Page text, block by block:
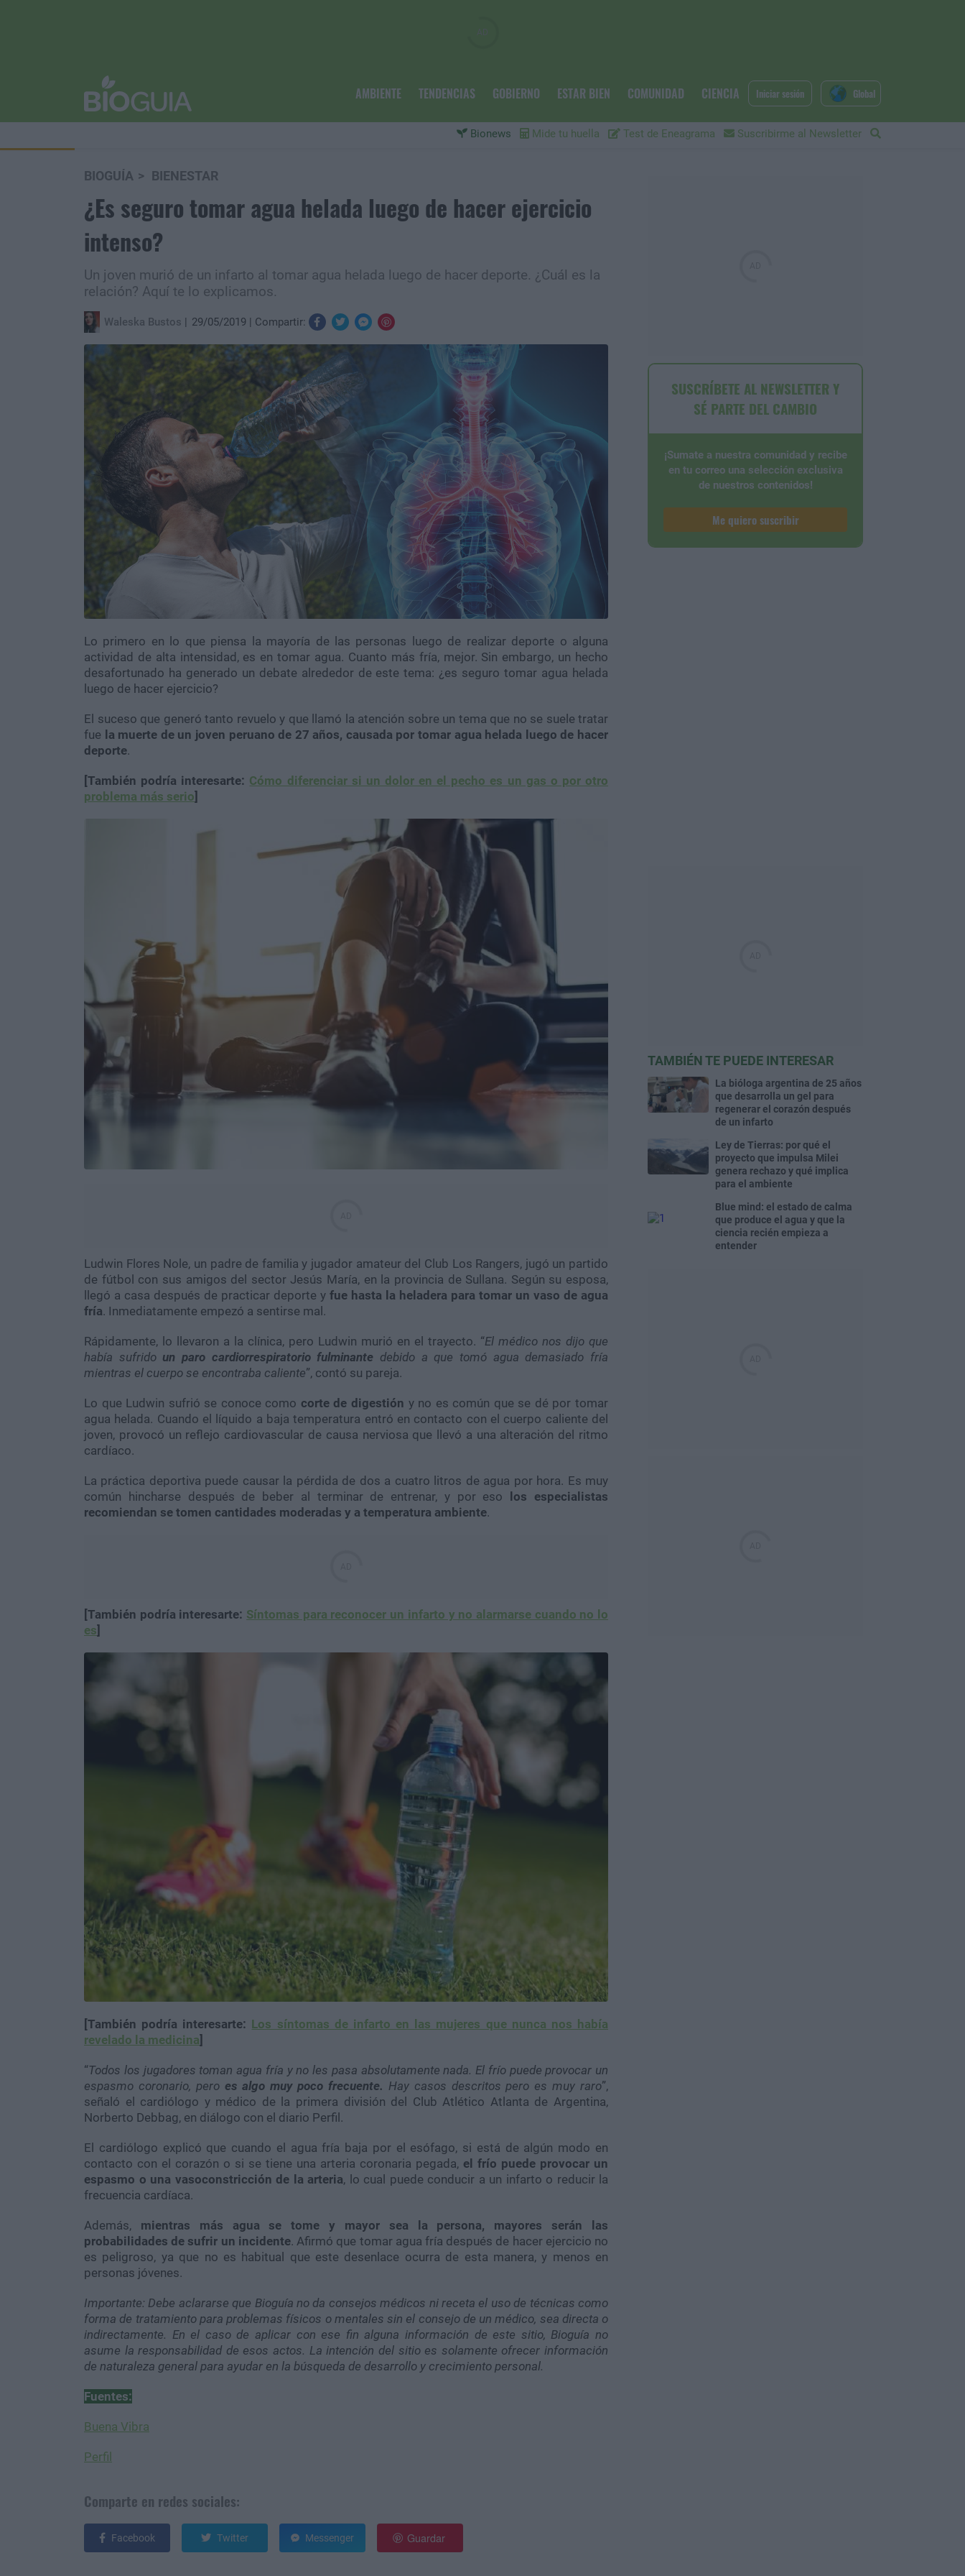
AMBIENTE TENDENCIAS GOBIERNO ESTAR BIEN COMUNIDAD CIENCIA
Bionews Mide tu huella Test de Eneagrama Suscribirme al Newsletter
Iniciar sesión Global
BIOGUÍA BIENESTAR
¿Es seguro tomar agua helada luego de hacer ejercicio
intenso?
Un joven murió de un infarto al tomar agua helada luego de hacer deporte. ¿Cuál es la
relación? Aquí te lo explicamos.
Waleska Bustos 29/05/2019 Compartir:
Lo primero en lo que piensa la mayoría de las personas luego de realizar deporte o alguna
actividad de alta intensidad, es en tomar agua. Cuanto más fría, mejor. Sin embargo, un hecho
desafortunado ha generado un debate alrededor de este tema: ¿es seguro tomar agua helada
luego de hacer ejercicio?
El suceso que generó tanto revuelo y que llamó la atención sobre un tema que no se suele tratar
fue la muerte de un joven peruano de 27 años, causada por tomar agua helada luego de hacer
deporte.
[También podría interesarte: Cómo diferenciar si un dolor en el pecho es un gas o por otro
problema más serio]
Ludwin Flores Nole, un padre de familia y jugador amateur del Club Los Rangers, jugó un partido
de fútbol con sus amigos del sector Jesús María, en la provincia de Sullana. Según su esposa,
llegó a casa después de practicar deporte y fue hasta la heladera para tomar un vaso de agua
fría. Inmediatamente empezó a sentirse mal.
Rápidamente, lo llevaron a la clínica, pero Ludwin murió en el trayecto. “El médico nos dijo que
había sufrido un paro cardiorrespiratorio fulminante debido a que tomó agua demasiado fría
mientras el cuerpo se encontraba caliente”, contó su pareja.
Lo que Ludwin sufrió se conoce como corte de digestión y no es común que se dé por tomar
agua helada. Cuando el líquido a baja temperatura entró en contacto con el cuerpo caliente del
joven, provocó un reflejo cardiovascular de causa nerviosa que llevó a una alteración del ritmo
cardíaco.
La práctica deportiva puede causar la pérdida de dos a cuatro litros de agua por hora. Es muy
común hincharse después de beber al terminar de entrenar, y por eso los especialistas
recomiendan se tomen cantidades moderadas y a temperatura ambiente.
[También podría interesarte: Síntomas para reconocer un infarto y no alarmarse cuando no lo
es]
[También podría interesarte: Los síntomas de infarto en las mujeres que nunca nos había
revelado la medicina]
“Todos los jugadores toman agua fría y no les pasa absolutamente nada. El frío puede provocar un
espasmo coronario, pero es algo muy poco frecuente. Hay casos descritos pero es muy raro”,
señaló el cardiólogo y médico de la primera división del Club Atlético Atlanta de Argentina,
Norberto Debbag, en diálogo con el diario Perfil.
El cardiólogo explicó que cuando el agua fría baja por el esófago, si está de algún modo en
contacto con el corazón o si se tiene una arteria coronaria pegada, el frío puede provocar un
espasmo o una vasoconstricción de la arteria, lo cual puede conducir a un infarto o reducir la
frecuencia cardíaca.
Además, mientras más agua se tome y mayor sea la persona, mayores serán las
probabilidades de sufrir un incidente. Afirmó que tomar agua fría después de hacer ejercicio no
es peligroso, ya que no es habitual que este desenlace ocurra de esta manera, y menos en
personas jóvenes.
Importante: Debe aclararse que Bioguía no da consejos médicos ni receta el uso de técnicas como
forma de tratamiento para problemas físicos o mentales sin el consejo de un médico, sea directa o
indirectamente. En el caso de aplicar con ese fin alguna información de este sitio, Bioguía no
asume la responsabilidad de esos actos. La intención del sitio es solamente ofrecer información
de naturaleza general para ayudar en la búsqueda de desarrollo y crecimiento personal.
Fuentes:
Buena Vibra
Perfil
Comparte en redes sociales:
Facebook Twitter Messenger Guardar
SUSCRÍBETE AL NEWSLETTER Y
SÉ PARTE DEL CAMBIO
¡Sumate a nuestra comunidad y recibe
en tu correo una selección exclusiva
de nuestros contenidos!
Me quiero suscribir
TAMBIÉN TE PUEDE INTERESAR
La bióloga argentina de 25 años
que desarrolla un gel para
regenerar el corazón después
de un infarto
Ley de Tierras: por qué el
proyecto que impulsa Milei
genera rechazo y qué implica
para el ambiente
Blue mind: el estado de calma
que produce el agua y que la
ciencia recién empieza a
entender